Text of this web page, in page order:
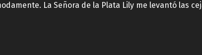
La Señora de la Plata Lily me levantó las